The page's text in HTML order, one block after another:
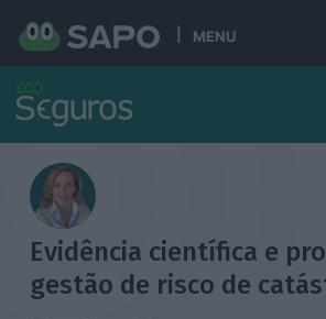
MENU
Evidência científica e
gestão de risco de